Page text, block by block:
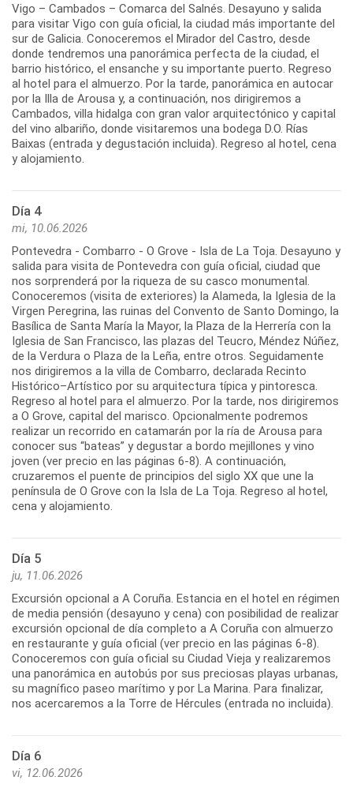
Vigo – Cambados – Comarca del Salnés. Desayuno y salida
para visitar Vigo con guía oficial, la ciudad más importante del
sur de Galicia. Conoceremos el Mirador del Castro, desde
donde tendremos una panorámica perfecta de la ciudad, el
barrio histórico, el ensanche y su importante puerto. Regreso
al hotel para el almuerzo. Por la tarde, panorámica en autocar
por la Illa de Arousa y, a continuación, nos dirigiremos a
Cambados, villa hidalga con gran valor arquitectónico y capital
del vino albariño, donde visitaremos una bodega D.O. Rías
Baixas (entrada y degustación incluida). Regreso al hotel, cena
Día 4
mi, 10.06.2026
Pontevedra - Combarro - O Grove - Isla de La Toja. Desayuno y
salida para visita de Pontevedra con guía oficial, ciudad que
nos sorprenderá por la riqueza de su casco monumental.
Conoceremos (visita de exteriores) la Alameda, la Iglesia de la
Virgen Peregrina, las ruinas del Convento de Santo Domingo, la
Basílica de Santa María la Mayor, la Plaza de la Herrería con la
Iglesia de San Francisco, las plazas del Teucro, Méndez Núñez,
de la Verdura o Plaza de la Leña, entre otros. Seguidamente
nos dirigiremos a la villa de Combarro, declarada Recinto
Histórico–Artístico por su arquitectura típica y pintoresca.
Regreso al hotel para el almuerzo. Por la tarde, nos dirigiremos
a O Grove, capital del marisco. Opcionalmente podremos
realizar un recorrido en catamarán por la ría de Arousa para
conocer sus “bateas” y degustar a bordo mejillones y vino
joven (ver precio en las páginas 6-8). A continuación,
cruzaremos el puente de principios del siglo XX que une la
península de O Grove con la Isla de La Toja. Regreso al hotel,
Día 5
ju, 11.06.2026
Excursión opcional a A Coruña. Estancia en el hotel en régimen
de media pensión (desayuno y cena) con posibilidad de realizar
excursión opcional de día completo a A Coruña con almuerzo
en restaurante y guía oficial (ver precio en las páginas 6-8).
Conoceremos con guía oficial su Ciudad Vieja y realizaremos
una panorámica en autobús por sus preciosas playas urbanas,
su magnífico paseo marítimo y por La Marina. Para finalizar,
Día 6
vi, 12.06.2026